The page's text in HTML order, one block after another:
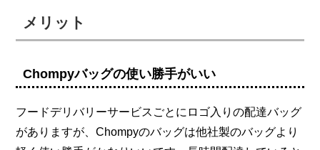
メリット
Chompyバッグの使い勝手がいい
フードデリバリーサービスごとにロゴ入りの配達バッグ
がありますが、Chompyのバッグは他社製のバッグより